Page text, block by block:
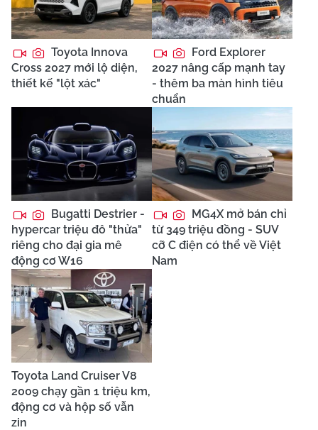
Toyota Innova
Cross 2027 mới lộ diện,
thiết kế "lột xác"
Ford Explorer
2027 nâng cấp mạnh tay
- thêm ba màn hình tiêu
chuẩn
Bugatti Destrier -
hypercar triệu đô "thửa"
riêng cho đại gia mê
động cơ W16
MG4X mở bán chỉ
từ 349 triệu đồng - SUV
cỡ C điện có thể về Việt
Nam
Toyota Land Cruiser V8
2009 chạy gần 1 triệu km,
động cơ và hộp số vẫn
zin